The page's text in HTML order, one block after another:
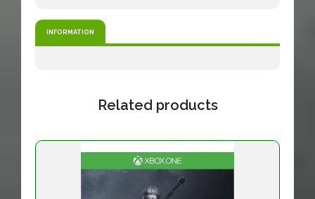
INFORMATION
Related products